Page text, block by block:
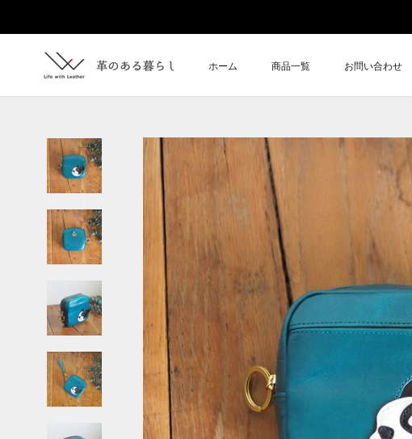
て
ホーム
商品一覧
お問い合わせ